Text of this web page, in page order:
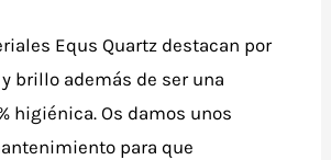
Equs Quartz destacan por
brillo además de ser una
higiénica. Os damos unos
para que